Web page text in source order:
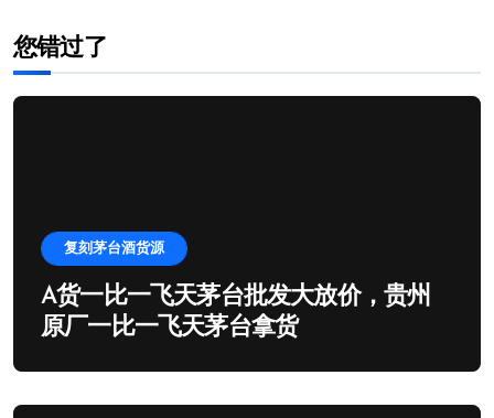
您错过了
复刻茅台酒货源
A货一比一飞天茅台批发大放价，贵州
原厂一比一飞天茅台拿货